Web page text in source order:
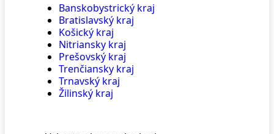
Banskobystrický kraj
Bratislavský kraj
Košický kraj
Nitriansky kraj
Prešovský kraj
Trenčiansky kraj
Trnavský kraj
Žilinský kraj